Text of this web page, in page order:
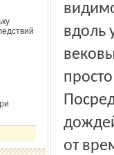
вдоль
от